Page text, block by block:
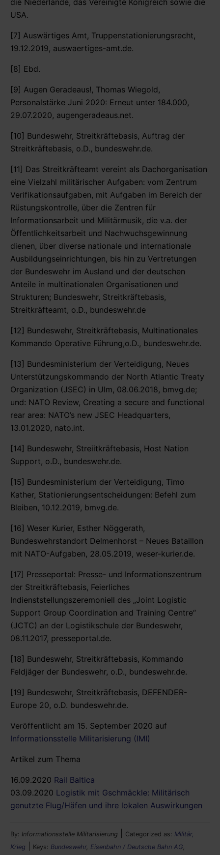
USA.
[7] Auswärtiges Amt, Truppenstationierungsrecht,
19.12.2019, auswaertiges-amt.de.
[8] Ebd.
[9] Augen Geradeaus!, Thomas Wiegold,
Personalstärke Juni 2020: Erneut unter 184.000,
29.07.2020, augengeradeaus.net.
[10] Bundeswehr, Streitkräftebasis, Auftrag der
Streitkräftebasis, o.D., bundeswehr.de.
[11] Das Streitkräfteamt vereint als Dachorganisation
eine Vielzahl militärischer Aufgaben: vom Zentrum
Verifikationsaufgaben, mit Aufgaben im Bereich der
Rüstungskontrolle, über die Zentren für
Informationsarbeit und Militärmusik, die v.a. der
Öffentlichkeitsarbeit und Nachwuchsgewinnung
dienen, über diverse nationale und internationale
Ausbildungseinrichtungen, bis hin zu Vertretungen
der Bundeswehr im Ausland und der deutschen
Anteile in multinationalen Organisationen und
Strukturen; Bundeswehr, Streitkräftebasis,
Streitkräfteamt, o.D., bundeswehr.de
[12] Bundeswehr, Streitkräftebasis, Multinationales
Kommando Operative Führung,o.D., bundeswehr.de.
[13] Bundesministerium der Verteidigung, Neues
Unterstützungskommando der North Atlantic Treaty
Organization (JSEC) in Ulm, 08.06.2018, bmvg.de;
und: NATO Review, Creating a secure and functional
rear area: NATO’s new JSEC Headquarters,
13.01.2020, nato.int.
[14] Bundeswehr, Streiitkräftebasis, Host Nation
Support, o.D., bundeswehr.de.
[15] Bundesministerium der Verteidigung, Timo
Kather, Stationierungsentscheidungen: Befehl zum
Bleiben, 10.12.2019, bmvg.de.
[16] Weser Kurier, Esther Nöggerath,
Bundeswehrstandort Delmenhorst – Neues Bataillon
mit NATO-Aufgaben, 28.05.2019, weser-kurier.de.
[17] Presseportal: Presse- und Informationszentrum
der Streitkräftebasis, Feierliches
Indienststellungszeremoniell des „Joint Logistic
Support Group Coordination and Training Centre“
(JCTC) an der Logistikschule der Bundeswehr,
08.11.2017, presseportal.de.
[18] Bundeswehr, Streitkräftebasis, Kommando
Feldjäger der Bundeswehr, o.D., bundeswehr.de.
[19] Bundeswehr, Streitkräftebasis, DEFENDER-
Europe 20, o.D. bundeswehr.de.
Veröffentlicht am 15. September 2020 auf
Informationsstelle Militarisierung (IMI)
Artikel zum Thema
16.09.2020 Rail Baltica
03.09.2020 Logistik mit Gschmäckle: Militärisch
genutzte Flug/Häfen und ihre lokalen Auswirkungen
By: Informationsstelle Militarisierung Categorized as: Militär,
Krieg
Keys: Bundeswehr, Eisenbahn / Deutsche Bahn AG